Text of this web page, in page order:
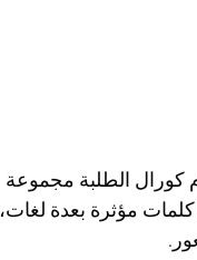
كورال الطلبة مجموعة
مؤثرة بعدة لغات،